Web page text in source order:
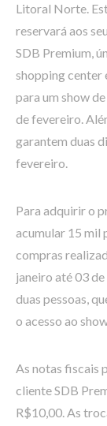
Litoral Norte.
reservará aos
SDB Premium,
shopping center
para um show
de fevereiro.
garantem duas
fevereiro.
Para adquirir o
acumular 15 mil
compras
janeiro até 03
duas pessoas,
o acesso ao
As notas fiscais
cliente SDB
R$10,00. As